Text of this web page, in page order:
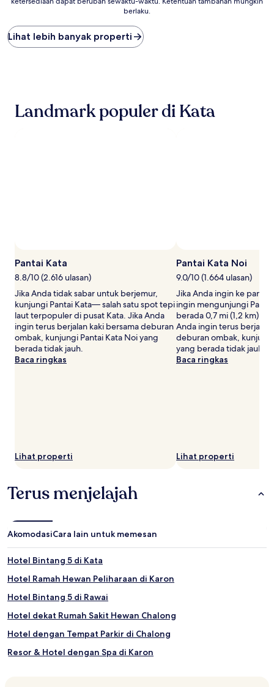
malam
yang
ditemukan
dalam
pencarian
tambahan
mungkin
berlaku.
berlaku.
Lihat lebih banyak properti
Landmark populer di Kata
Pantai Kata
8.8/10 (2.616 ulasan)
Jika Anda tidak sabar untuk berjemur,
kunjungi Pantai Kata— salah satu spot tepi
laut terpopuler di pusat Kata. Jika Anda
ingin terus berjalan kaki bersama deburan
ombak, kunjungi Pantai Kata Noi yang
berada tidak jauh.
Baca ringkas
Lihat properti
Pantai Kata Noi
9.0/10 (1.664 ulasan)
Jika Anda ingin ke
ingin mengunjungi
berada 0,7 mi (1,2 km)
Anda ingin terus berjalan
deburan ombak,
yang berada tidak jauh.
Baca ringkas
Lihat properti
Terus menjelajah
AkomodasiCara lain untuk memesan
Hotel Bintang 5 di Kata
Hotel Ramah Hewan Peliharaan di Karon
Hotel Bintang 5 di Rawai
Hotel dekat Rumah Sakit Hewan Chalong
Hotel dengan Tempat Parkir di Chalong
Resor & Hotel dengan Spa di Karon